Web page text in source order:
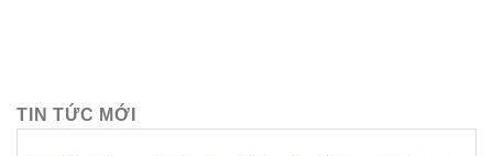
TIN TỨC MỚI